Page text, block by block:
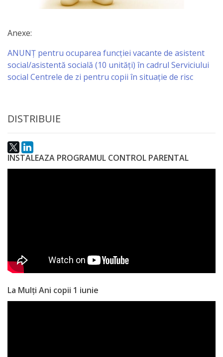
publice
participare
de
și
Evenimente
Acte
Anexe:
ANUNȚ pentru ocuparea funcției vacante de asistent
social/asistentă socială (10 unități) în cadrul Serviciului
social Centrele de zi pentru copii în situație de risc
DISTRIBUIE
INSTALEAZA PROGRAMUL CONTROL PARENTAL
La Mulți Ani copii 1 iunie